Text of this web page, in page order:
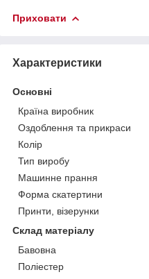
Приховати
Характеристики
Основні
Країна виробник
Оздоблення та прикраси
Колір
Тип виробу
Машинне прання
Форма скатертини
Принти, візерунки
Склад матеріалу
Бавовна
Поліестер